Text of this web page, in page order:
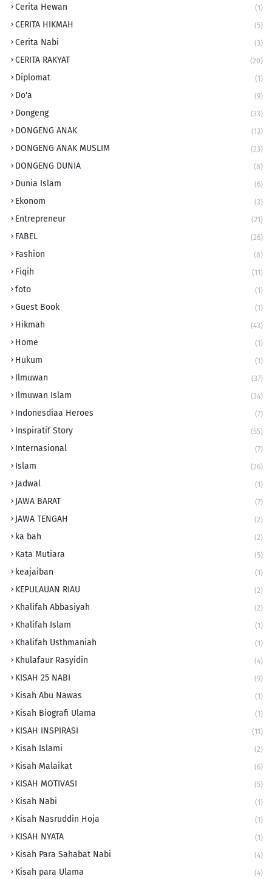
Cerita Hewan (1)
CERITA HIKMAH (5)
Cerita Nabi (3)
CERITA RAKYAT (20)
Diplomat (1)
Do'a (9)
Dongeng (33)
DONGENG ANAK (13)
DONGENG ANAK MUSLIM (23)
DONGENG DUNIA (8)
Dunia Islam (6)
Ekonom (3)
Entrepreneur (21)
FABEL (26)
Fashion (8)
Fiqih (11)
foto (1)
Guest Book (1)
Hikmah (43)
Home (1)
Hukum (1)
Ilmuwan (37)
Ilmuwan Islam (34)
Indonesdiaa Heroes (7)
Inspiratif Story (55)
Internasional (7)
Islam (26)
Jadwal (1)
JAWA BARAT (7)
JAWA TENGAH (2)
ka bah (2)
Kata Mutiara (5)
keajaiban (1)
KEPULAUAN RIAU (2)
Khalifah Abbasiyah (2)
Khalifah Islam (1)
Khalifah Usthmaniah (1)
Khulafaur Rasyidin (4)
KISAH 25 NABI (9)
Kisah Abu Nawas (1)
Kisah Biografi Ulama (1)
KISAH INSPIRASI (11)
Kisah Islami (2)
Kisah Malaikat (6)
KISAH MOTIVASI (5)
Kisah Nabi (1)
Kisah Nasruddin Hoja (1)
KISAH NYATA (1)
Kisah Para Sahabat Nabi (4)
Kisah para Ulama (4)